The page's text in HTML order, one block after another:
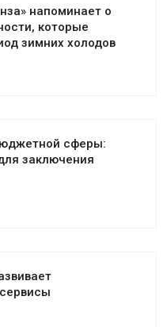
напоминает о
которые
зимних холодов
сферы:
заключения